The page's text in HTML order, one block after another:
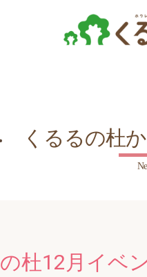
くるるの杜
杜12月イベ